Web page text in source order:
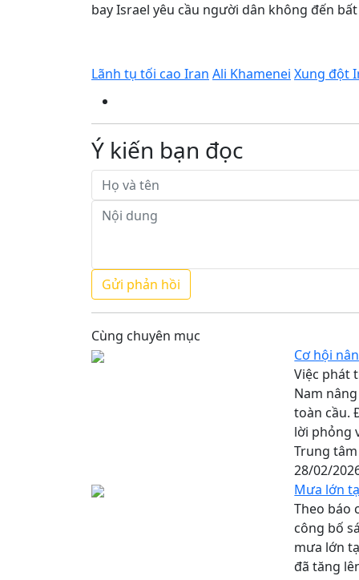
bay Israel yêu cầu người dân không đến
Lãnh tụ tối cao Iran Ali Khamenei Xung đột
Ý kiến bạn đọc
Cùng chuyên mục
Cơ hội
Việc phát
Nam
toàn cầu.
lời phỏng
Trung
28/02/
Mưa lớn
Theo báo
công bố
mưa lớn
đã tăng